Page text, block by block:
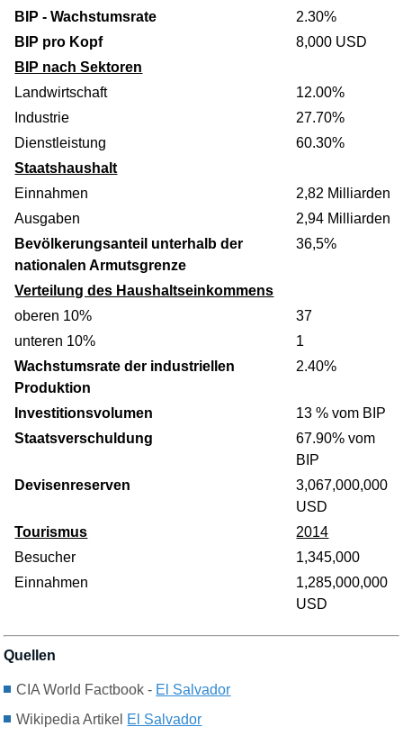
BIP - Wachstumsrate
2.30%
BIP pro Kopf
8,000 USD
BIP nach Sektoren
Landwirtschaft
12.00%
Industrie
27.70%
Dienstleistung
60.30%
Staatshaushalt
Einnahmen
2,82 Milliarden
Ausgaben
2,94 Milliarden
Bevölkerungsanteil unterhalb der
nationalen Armutsgrenze
36,5%
Verteilung des Haushaltseinkommens
oberen 10%
37
unteren 10%
1
Wachstumsrate der industriellen
Produktion
2.40%
Investitionsvolumen
13 % vom BIP
Staatsverschuldung
67.90% vom
BIP
Devisenreserven
3,067,000,000
USD
Tourismus
2014
Besucher
1,345,000
Einnahmen
1,285,000,000
USD
Quellen
CIA World Factbook - El Salvador
Wikipedia Artikel El Salvador